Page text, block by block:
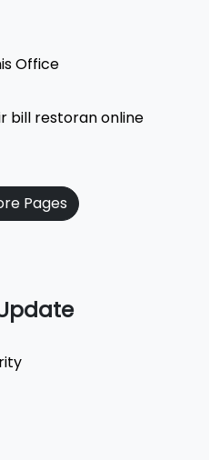
Office
bill restoran online
Pages